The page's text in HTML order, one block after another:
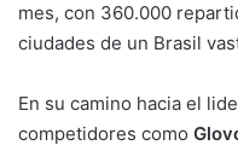
mes, con 360.000
ciudades de un Brasil
En su camino hacia el
competidores como